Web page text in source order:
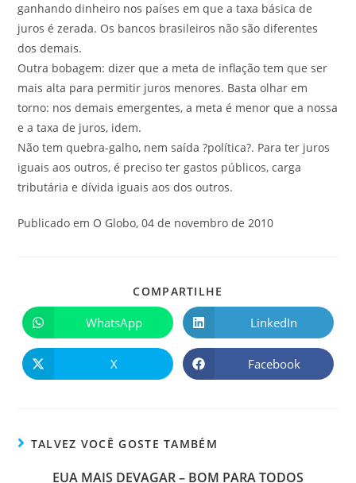
ganhando dinheiro nos países em que a taxa básica de
juros é zerada. Os bancos brasileiros não são diferentes
dos demais.
Outra bobagem: dizer que a meta de inflação tem que ser
mais alta para permitir juros menores. Basta olhar em
torno: nos demais emergentes, a meta é menor que a nossa
e a taxa de juros, idem.
Não tem quebra-galho, nem saída ?política?. Para ter juros
iguais aos outros, é preciso ter gastos públicos, carga
tributária e dívida iguais aos dos outros.
Publicado em O Globo, 04 de novembro de 2010
COMPARTILHE
WhatsApp LinkedIn
X Facebook
TALVEZ VOCÊ GOSTE TAMBÉM
EUA MAIS DEVAGAR – BOM PARA TODOS